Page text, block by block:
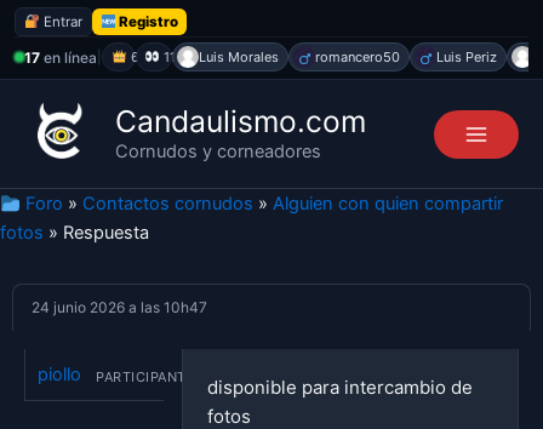
Entrar Registro
17 en línea 6 11 Luis Morales romancero50 Luis Periz
contenido
Candaulismo.com
Cornudos y corneadores
Foro » Contactos cornudos » Alguien con quien compartir
fotos » Respuesta
24 junio 2026 a las 10h47
piollo PARTICIPANTE
disponible para intercambio de
fotos